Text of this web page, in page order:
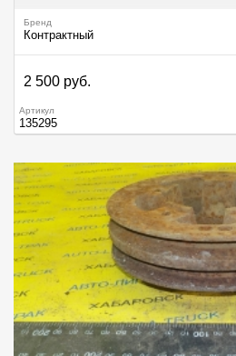
Бренд
Контрактный
2 500 руб.
Артикул
135295